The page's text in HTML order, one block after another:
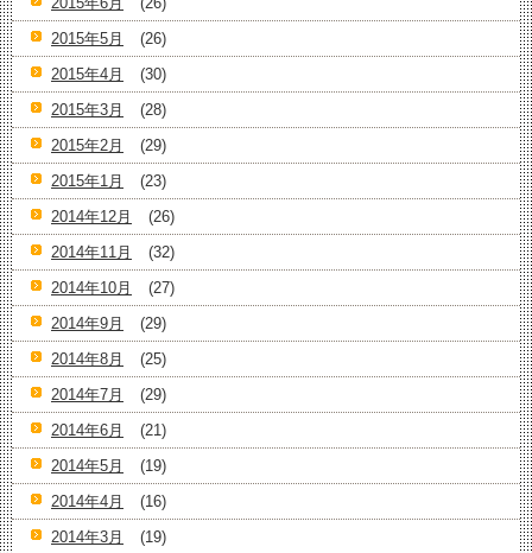
2015年5月
(26)
2015年4月
(30)
2015年3月
(28)
2015年2月
(29)
2015年1月
(23)
2014年12月
(26)
2014年11月
(32)
2014年10月
(27)
2014年9月
(29)
2014年8月
(25)
2014年7月
(29)
2014年6月
(21)
2014年5月
(19)
2014年4月
(16)
2014年3月
(19)